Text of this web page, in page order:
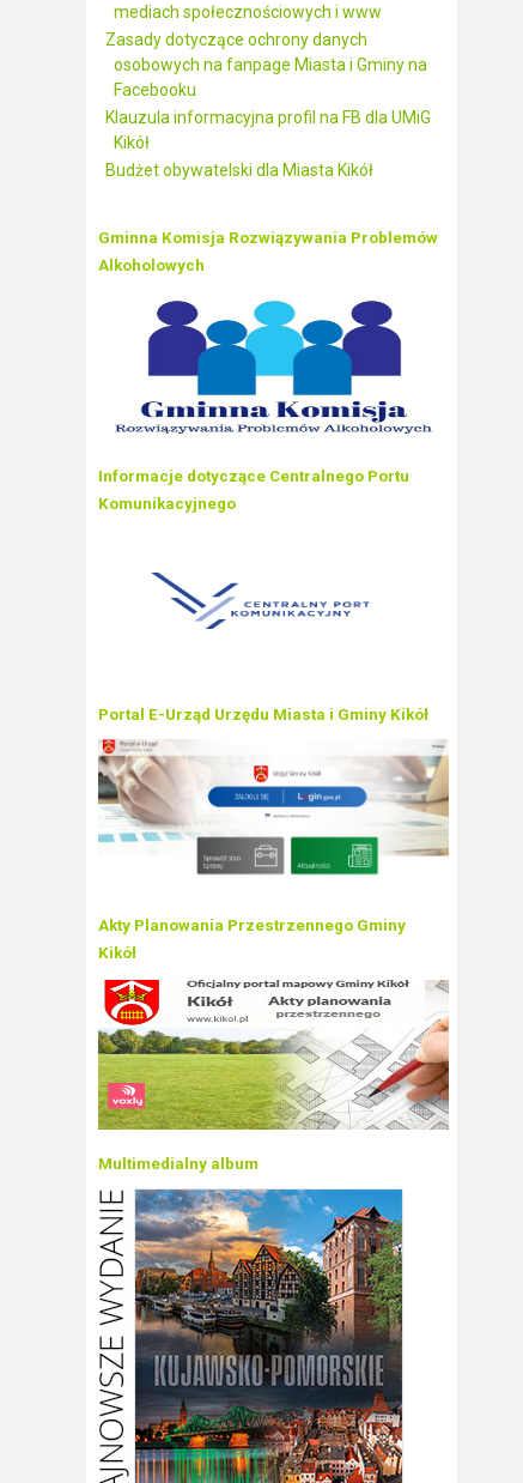
mediach społecznościowych i www
Zasady dotyczące ochrony danych
osobowych na fanpage Miasta i Gminy na
Facebooku
Klauzula informacyjna profil na FB dla UMiG
Kikół
Budżet obywatelski dla Miasta Kikół
Gminna Komisja Rozwiązywania Problemów
Alkoholowych
Informacje dotyczące Centralnego Portu
Komunikacyjnego
Portal E-Urząd Urzędu Miasta i Gminy Kikół
Akty Planowania Przestrzennego Gminy
Kikół
Multimedialny album